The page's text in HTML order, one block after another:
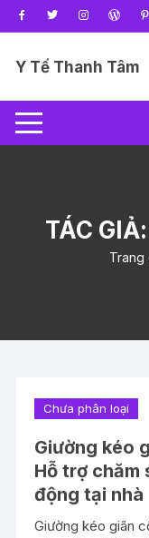
Chuyển
tới
dungY Tế Thanh Tâm
TÁC GIẢ:
Trang
Chưa phân loại
Giường kéo
Hỗ trợ chăm
động tại nhà
Giường kéo giãn